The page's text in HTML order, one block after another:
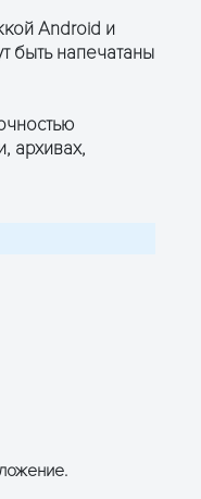
Android и
быть напечатаны
архивах,